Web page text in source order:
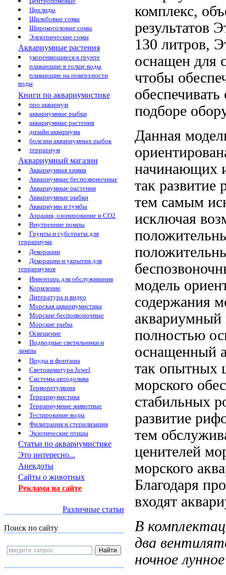
Цихлиды
Шильбовые сомы
Широкоголовые сомы
Электрические сомы
Аквариумные растения
укореняющиеся в грунте
плавающие в толще воды
плавающие на поверхности
воды
Книги по аквариумистике
про аквариум
аквариумные рыбки
аквариумные растения
дизайн аквариума
болезни аквариумных рыбок
террариум
Аквариумный магазин
Аквариумная химия
Аквариумные беспозвоночные
Аквариумные растения
Аквариумные рыбки
Аквариумы и тумбы
Аэрация, озонирование и CO2
Внутренние помпы
Грунты и субстраты для
террариума
Декорации
Декорации и укрытия для
террариумов
Инвентарь для обслуживания
Кормление
Литература и видео
Морская аквариумистика
Морские беспозвоночные
Морские рыбы
Освещение
Подводные светильники и
лампы
Пруды и фонтаны
Светоарматура Juwel
Системы автодолива
Терморегуляция
Террариумистика
Террариумные животные
Тестирование воды
Фильтрация и стерилизация
Экзотические птицы
Статьи по аквариумистике
Это интересно...
Анекдоты
Сайты о животных
Реклама на сайте
Различные статьи
Поиск по сайту
комплекс,
результатов
130 литров,
оснащен для
чтобы
подборе
Данная
начинающих
так развитие
тем самым
исключая
модель
содержания
аквариумный
полностью
оснащенный
так опытных
морского
стабильных
развитие
тем
ценителей
морского
Благодаря
входят
В
два
ночное лунное